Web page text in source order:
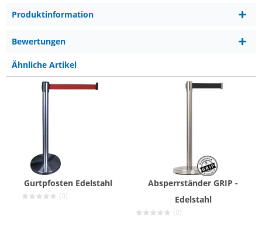
Produktinformation
Bewertungen
Ähnliche Artikel
Gurtpfosten Edelstahl
(0)
Absperrständer GRIP -
Edelstahl
(0)